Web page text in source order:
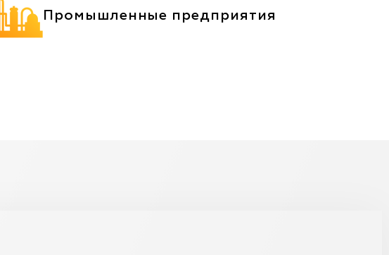
Промышленные предприятия